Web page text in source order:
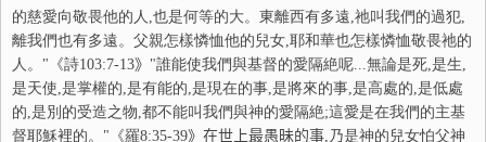
的慈愛向敬畏他的人,也是何等的大。東離西有多遠,祂叫我們的過犯,
離我們也有多遠。父親怎樣憐恤他的兒女,耶和華也怎樣憐恤敬畏祂的
人。"《詩103:7-13》 "誰能使我們與基督的愛隔絶呢...無論是死,是生,
是天使,是掌權的,是有能的,是現在的事,是將來的事,是高處的,是低處
的,是別的受造之物,都不能叫我們與神的愛隔絶;這愛是在我們的主基
督耶穌裡的。"《羅8:35-39》在世上最愚昧的事,乃是神的兒女怕父神